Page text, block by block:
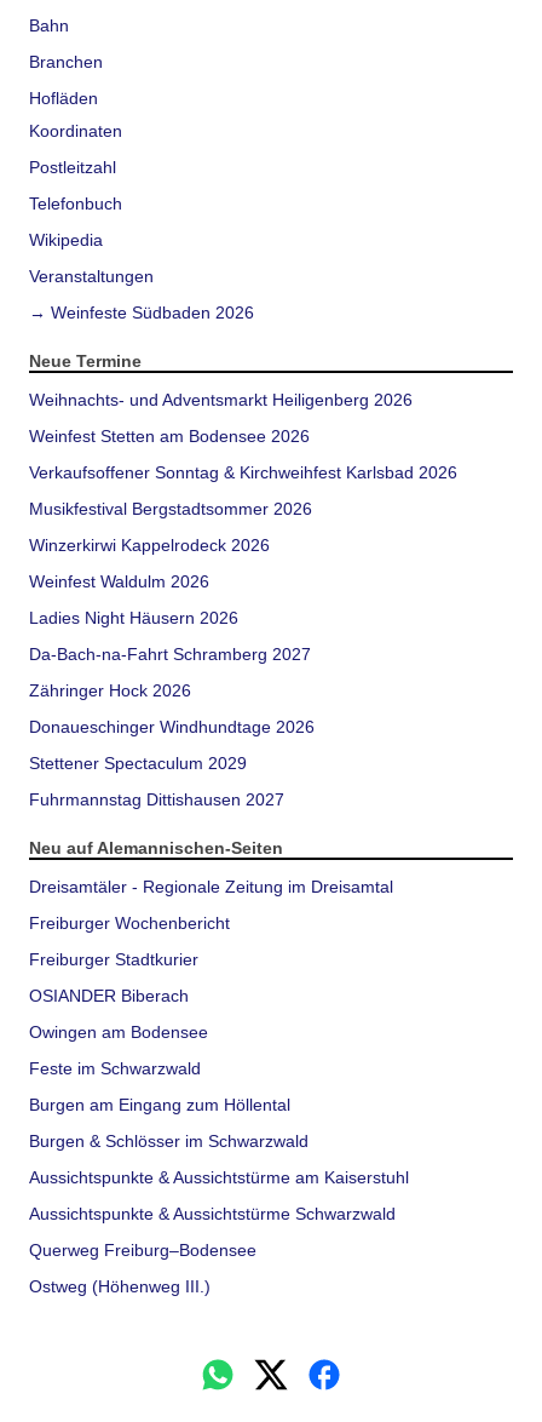
Bahn
Branchen
Hofläden
Koordinaten
Postleitzahl
Telefonbuch
Wikipedia
Veranstaltungen
→ Weinfeste Südbaden 2026
Neue Termine
Weihnachts- und Adventsmarkt Heiligenberg 2026
Weinfest Stetten am Bodensee 2026
Verkaufsoffener Sonntag & Kirchweihfest Karlsbad 2026
Musikfestival Bergstadtsommer 2026
Winzerkirwi Kappelrodeck 2026
Weinfest Waldulm 2026
Ladies Night Häusern 2026
Da-Bach-na-Fahrt Schramberg 2027
Zähringer Hock 2026
Donaueschinger Windhundtage 2026
Stettener Spectaculum 2029
Fuhrmannstag Dittishausen 2027
Neu auf Alemannischen-Seiten
Dreisamtäler - Regionale Zeitung im Dreisamtal
Freiburger Wochenbericht
Freiburger Stadtkurier
OSIANDER Biberach
Owingen am Bodensee
Feste im Schwarzwald
Burgen am Eingang zum Höllental
Burgen & Schlösser im Schwarzwald
Aussichtspunkte & Aussichtstürme am Kaiserstuhl
Aussichtspunkte & Aussichtstürme Schwarzwald
Querweg Freiburg–Bodensee
Ostweg (Höhenweg III.)